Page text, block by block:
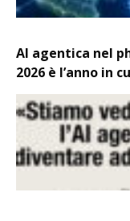
AI agentica nel
2026 è l’anno in